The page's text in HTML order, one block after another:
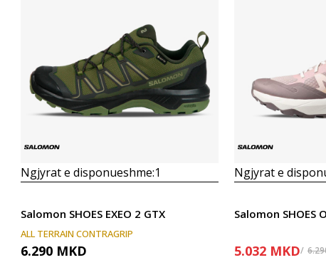
Krahasoni
Ngjyrat e disponueshme:1
Salomon SHOES EXEO 2 GTX
ALL TERRAIN CONTRAGRIP
6.290 MKD
Ngjyrat e
Salomon SHOES
5.032 MKD